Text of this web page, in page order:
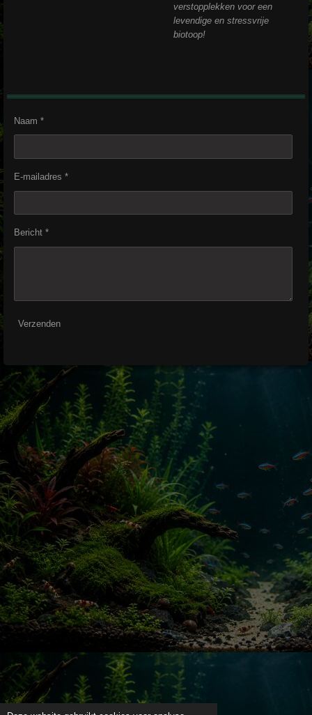
verstopplekken voor een
levendige en stressvrije
biotoop!
Naam *
E-mailadres *
Bericht *
Verzenden